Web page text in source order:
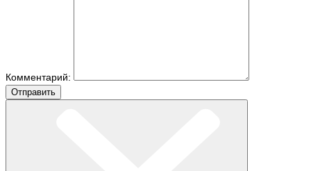
Комментарий:
Отправить